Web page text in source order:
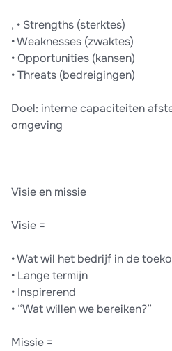
, • Strengths (sterktes)
• Weaknesses (zwaktes)
• Opportunities (kansen)
• Threats (bedreigingen)
Doel: interne capaciteiten
omgeving
Visie en missie
Visie =
• Wat wil het bedrijf in de
• Lange termijn
• Inspirerend
• “Wat willen we bereiken?”
Missie =